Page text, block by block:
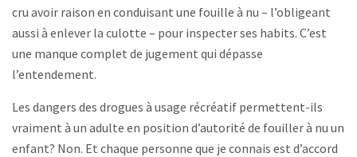
cru avoir raison en conduisant une fouille à nu – l’obligeant
aussi à enlever la culotte – pour inspecter ses habits. C’est
une manque complet de jugement qui dépasse
l’entendement.
Les dangers des drogues à usage récréatif permettent-ils
vraiment à un adulte en position d’autorité de fouiller à nu un
enfant? Non. Et chaque personne que je connais est d’accord